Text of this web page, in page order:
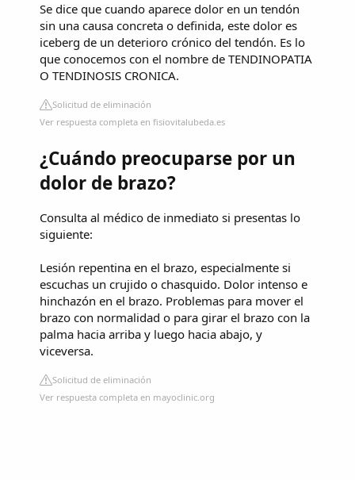
Se dice que cuando aparece dolor en un tendón
sin una causa concreta o definida, este dolor es
iceberg de un deterioro crónico del tendón. Es lo
que conocemos con el nombre de TENDINOPATIA
O TENDINOSIS CRONICA.
Solicitud de eliminación
Ver respuesta completa en fisiovitalubeda.es
¿Cuándo preocuparse por un
dolor de brazo?
Consulta al médico de inmediato si presentas lo
siguiente:
Lesión repentina en el brazo, especialmente si
escuchas un crujido o chasquido. Dolor intenso e
hinchazón en el brazo. Problemas para mover el
brazo con normalidad o para girar el brazo con la
palma hacia arriba y luego hacia abajo, y
viceversa.
Solicitud de eliminación
Ver respuesta completa en mayoclinic.org